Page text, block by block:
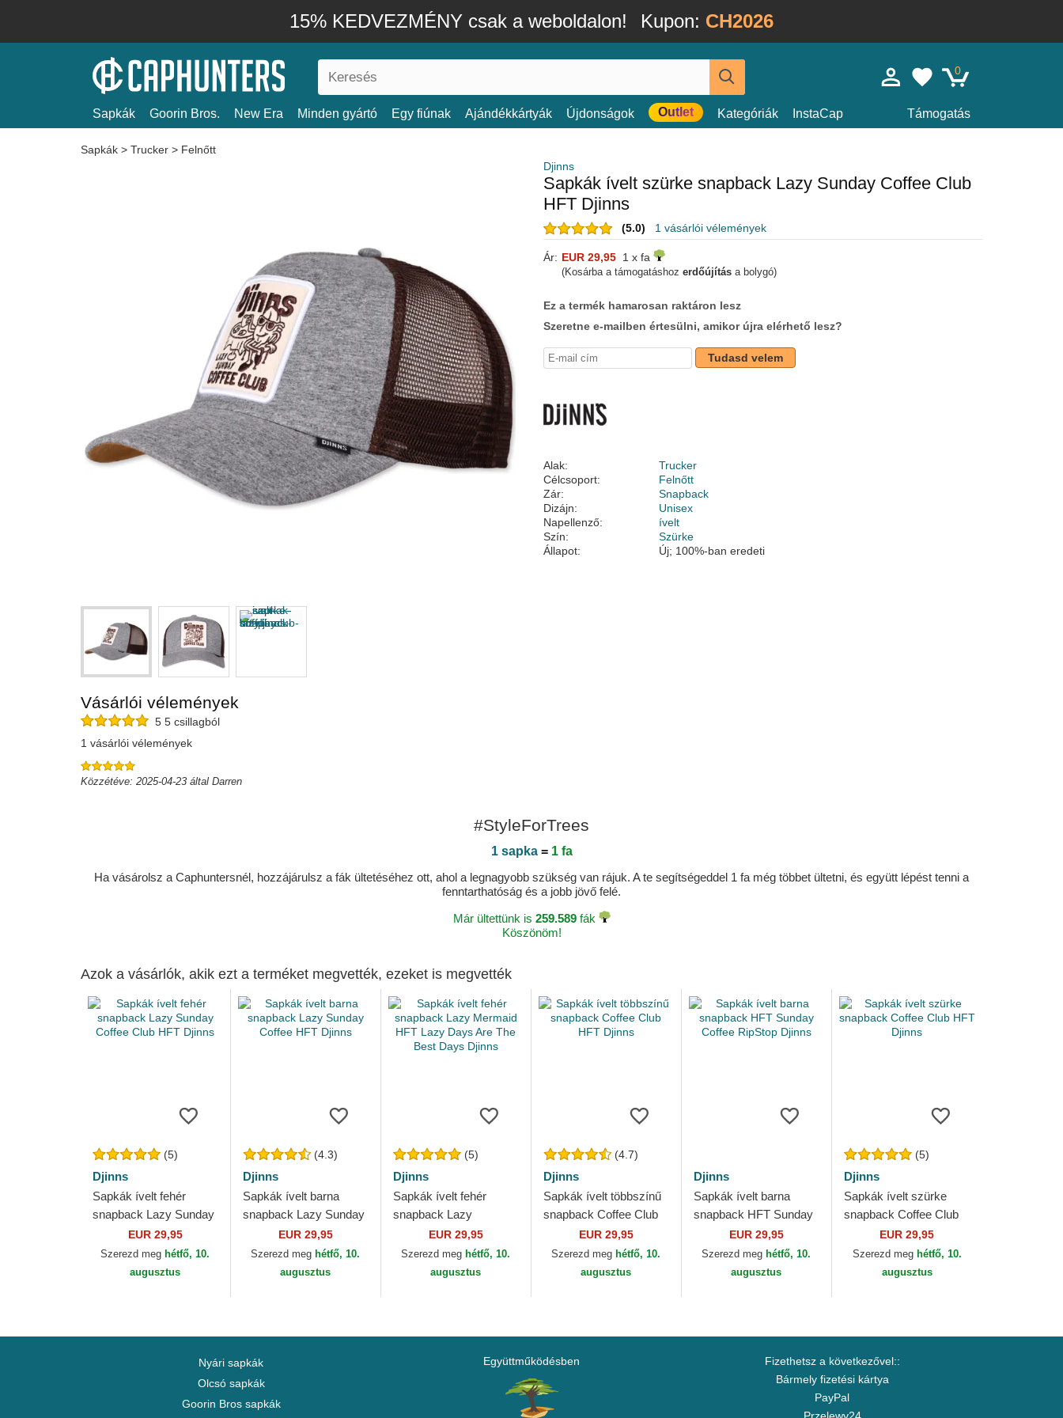
15% KEDVEZMÉNY csak a weboldalon! Kupon: CH2026
0
Sapkák Goorin Bros. New Era Minden gyártó Egy fiúnak Ajándékkártyák Újdonságok Outlet Kategóriák InstaCap Támogatás
Sapkák > Trucker > Felnőtt
Djinns
Sapkák ívelt szürke snapback Lazy Sunday Coffee Club
HFT Djinns
(5.0) 1 vásárlói vélemények
Ár: EUR 29,95 1 x fa
(Kosárba a támogatáshoz erdőújítás a bolygó)
Ez a termék hamarosan raktáron lesz
Szeretne e-mailben értesülni, amikor újra elérhető lesz?
Tudasd velem
Alak:
Trucker
Célcsoport:
Felnőtt
Zár:
Snapback
Dizájn:
Unisex
Napellenző:
ívelt
Szín:
Szürke
Állapot:
Új; 100%-ban eredeti
Vásárlói vélemények
5 5 csillagból
1 vásárlói vélemények
Közzétéve: 2025-04-23 által Darren
#StyleForTrees
1 sapka= 1 fa
Ha vásárolsz a Caphuntersnél, hozzájárulsz a fák ültetéséhez ott, ahol a legnagyobb szükség van rájuk. A te segítségeddel 1 fa még többet ültetni, és együtt lépést tenni a
fenntarthatóság és a jobb jövő felé.
Már ültettünk is 259.589fák
Köszönöm!
Azok a vásárlók, akik ezt a terméket megvették, ezeket is megvették
(5)
Djinns
Sapkák ívelt fehér
snapback Lazy Sunday
Coffee Club HFT Djinns
EUR 29,95
Szerezd meg hétfő, 10.
augusztus
(4.3)
Djinns
Sapkák ívelt barna
snapback Lazy Sunday
Coffee HFT Djinns
EUR 29,95
Szerezd meg hétfő, 10.
augusztus
(5)
Djinns
Sapkák ívelt fehér
snapback Lazy
Mermaid HFT Lazy
Days Are The Best
Days Djinns
EUR 29,95
Szerezd meg hétfő, 10.
augusztus
(4.7)
Djinns
Sapkák ívelt többszínű
snapback Coffee Club
HFT DjinnsEUR 29,95
Szerezd meg hétfő, 10.
augusztus
Djinns
Sapkák ívelt barna
snapback HFT Sunday
Coffee RipStop Djinns
EUR 29,95
Szerezd meg hétfő, 10.
augusztus
(5)
Djinns
Sapkák ívelt szürke
snapback Coffee Club
HFT DjinnsEUR 29,95
Szerezd meg hétfő, 10.
augusztus
Nyári sapkák
Olcsó sapkák
Goorin Bros sapkák
Együttműködésben
Fizethetsz a következővel::
Bármely fizetési kártya
PayPal